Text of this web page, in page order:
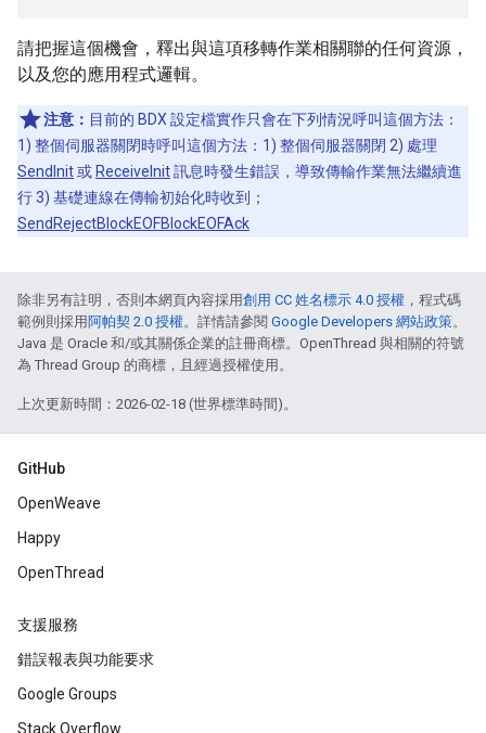
請把握這個機會，釋出與這項移轉作業相關聯的任何資源，
以及您的應用程式邏輯。
注意： 目前的 BDX 設定檔實作只會在下列情況呼叫這個方法：
1) 整個伺服器關閉時呼叫這個方法：1) 整個伺服器關閉 2) 處理
SendInit或 ReceiveInit訊息時發生錯誤，導致傳輸作業無法繼續進
行 3) 基礎連線在傳輸初始化時收到；
SendRejectBlockEOFBlockEOFAck
除非另有註明，否則本網頁內容採用創用 CC 姓名標示 4.0 授權 ，程式碼
範例則採用 阿帕契 2.0 授權。詳情請參閱 Google Developers 網站政策。
Java 是 Oracle 和/或其關係企業的註冊商標。OpenThread 與相關的符號
為 Thread Group 的商標，且經過授權使用。
上次更新時間：2026-02-18 (世界標準時間)。
GitHub
OpenWeave
Happy
OpenThread
支援服務
錯誤報表與功能要求
Google Groups
Stack Overflow